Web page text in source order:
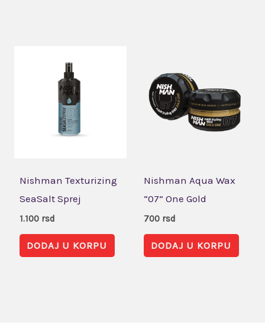
Nishman Texturizing
SeaSalt Sprej
1.100 rsd
DODAJ U KORPU
Nishman Aqua Wax
“07” One Gold
700 rsd
DODAJ U KORPU